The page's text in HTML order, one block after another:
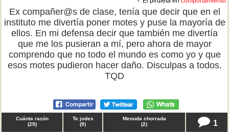
Ex compañer@s de clase, tenía que decir que en el
instituto me divertía poner motes y puse la mayoría de
ellos. En mi defensa decir que también me divertía
que me los pusieran a mí, pero ahora de mayor
comprendo que no todo el mundo es como yo y que
esos motes pudieron hacer daño. Disculpas a todos.
TQD
Cuánta razón
(29)
Te jodes
(9)
Menuda chorrada
(2) 1